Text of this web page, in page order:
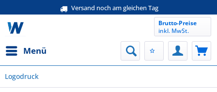
Versand noch am gleichen Tag
Menü
Brutto-Preise
inkl. MwSt.
Logodruck